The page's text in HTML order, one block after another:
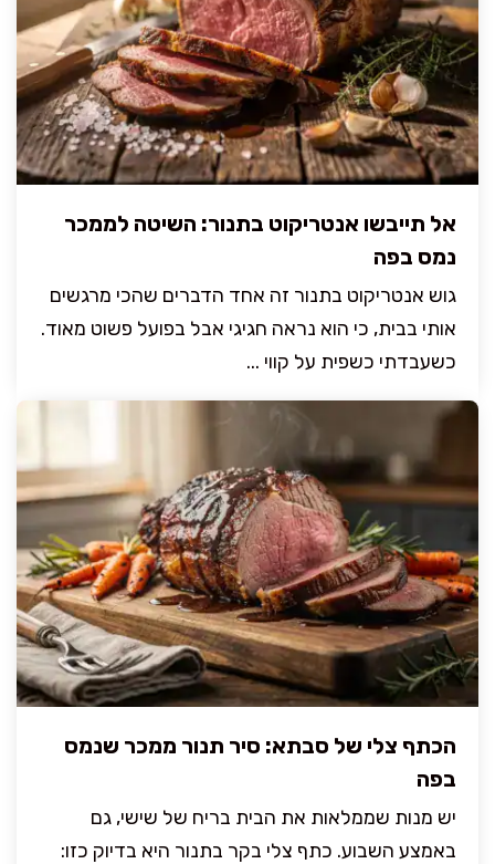
אל תייבשו אנטריקוט בתנור: השיטה לממכר
נמס בפה
גוש אנטריקוט בתנור זה אחד הדברים שהכי מרגשים
אותי בבית, כי הוא נראה חגיגי אבל בפועל פשוט מאוד.
כשעבדתי כשפית על קווי ...
הכתף צלי של סבתא: סיר תנור ממכר שנמס
בפה
יש מנות שממלאות את הבית בריח של שישי, גם
באמצע השבוע. כתף צלי בקר בתנור היא בדיוק כזו: